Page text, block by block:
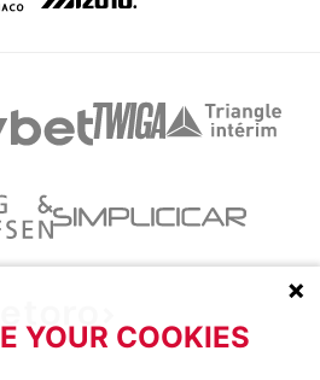
YOUR COOKIES